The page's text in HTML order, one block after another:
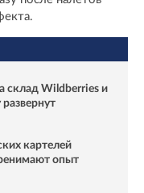
склад Wildberries и
картелей
опыт